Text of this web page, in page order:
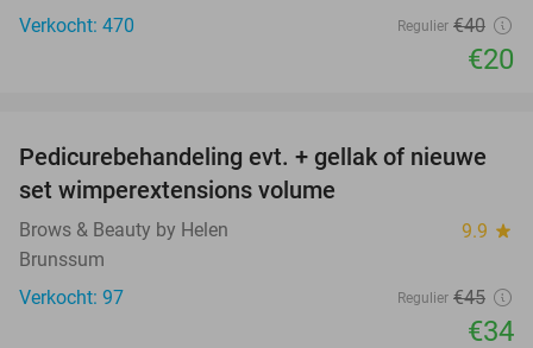
Verkocht: 470
Regulier €40
€20
24%
Pedicurebehandeling evt. + gellak of nieuwe
set wimperextensions volume
Brows & Beauty by Helen 9.9 star
Brunssum
Verkocht: 97
Regulier €45
€34